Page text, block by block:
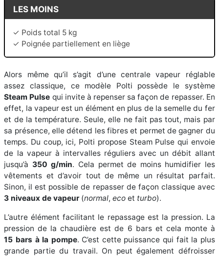
LES MOINS
✓ Poids total 5 kg
✓ Poignée partiellement en liège
Alors même qu’il s’agit d’une centrale vapeur réglable
assez classique, ce modèle Polti possède le système
Steam Pulse qui invite à repenser sa façon de repasser. En
effet, la vapeur est un élément en plus de la semelle du fer
et de la température. Seule, elle ne fait pas tout, mais par
sa présence, elle détend les fibres et permet de gagner du
temps. Du coup, ici, Polti propose Steam Pulse qui envoie
de la vapeur à intervalles réguliers avec un débit allant
jusqu’à 350 g/min. Cela permet de moins humidifier les
vêtements et d’avoir tout de même un résultat parfait.
Sinon, il est possible de repasser de façon classique avec
3 niveaux de vapeur (normal,eco et turbo).
L’autre élément facilitant le repassage est la pression. La
pression de la chaudière est de 6 bars et cela monte à
15 bars à la pompe. C’est cette puissance qui fait la plus
grande partie du travail. On peut également défroisser